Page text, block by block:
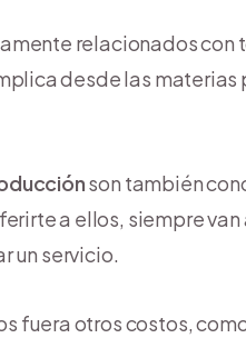
relacionados
desde las
son también
a ellos, siempre
un servicio.
fuera otros costos,